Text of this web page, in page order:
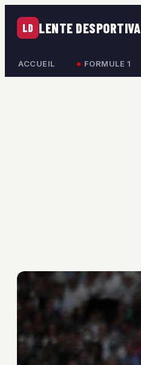
LD LENTE DESPORTIVA
ACCUEIL FORMULE 1